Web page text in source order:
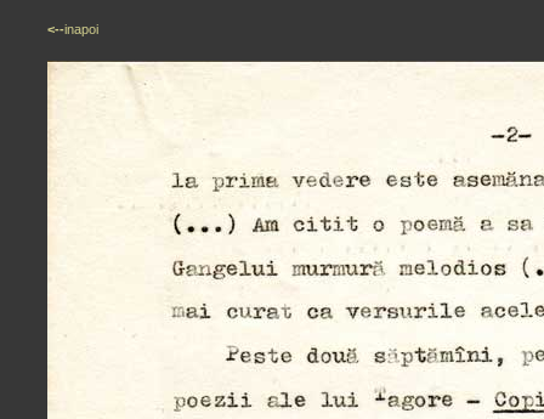
<--inapoi